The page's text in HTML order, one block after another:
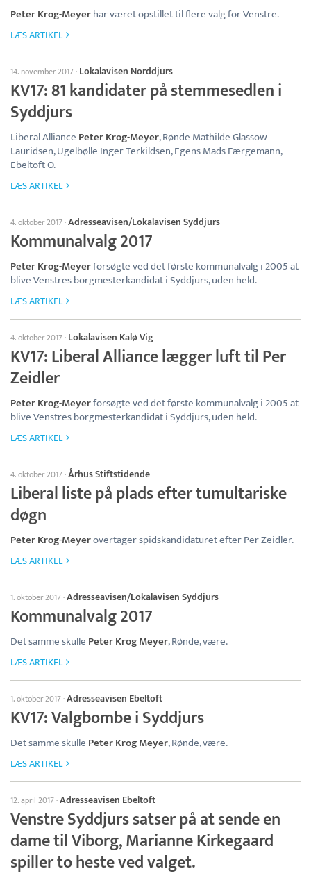
Peter Krog-Meyerhar været opstillet til flere valg for Venstre.
LÆS ARTIKEL
14. november 2017· Lokalavisen Norddjurs
KV17: 81 kandidater på stemmesedlen i
Syddjurs
Liberal Alliance Peter Krog-Meyer, Rønde Mathilde Glassow
Lauridsen, Ugelbølle Inger Terkildsen, Egens Mads Færgemann,
Ebeltoft O.
LÆS ARTIKEL
4. oktober 2017·Adresseavisen/Lokalavisen Syddjurs
Kommunalvalg 2017
Peter Krog-Meyerforsøgte ved det første kommunalvalg i 2005 at
blive Venstres borgmesterkandidat i Syddjurs, uden held.
LÆS ARTIKEL
4. oktober 2017· Lokalavisen Kalø Vig
KV17: Liberal Alliance lægger luft til Per
Zeidler
Peter Krog-Meyerforsøgte ved det første kommunalvalg i 2005 at
blive Venstres borgmesterkandidat i Syddjurs, uden held.
LÆS ARTIKEL
4. oktober 2017·Århus Stiftstidende
Liberal liste på plads efter tumultariske
døgn
Peter Krog-Meyerovertager spidskandidaturet efter Per Zeidler.
LÆS ARTIKEL
1. oktober 2017·Adresseavisen/Lokalavisen Syddjurs
Kommunalvalg 2017
Det samme skulle Peter Krog Meyer, Rønde, være.
LÆS ARTIKEL
1. oktober 2017·Adresseavisen Ebeltoft
KV17: Valgbombe i Syddjurs
Det samme skulle Peter Krog Meyer, Rønde, være.
LÆS ARTIKEL
12. april 2017·Adresseavisen Ebeltoft
Venstre Syddjurs satser på at sende en
dame til Viborg, Marianne Kirkegaard
spiller to heste ved valget.